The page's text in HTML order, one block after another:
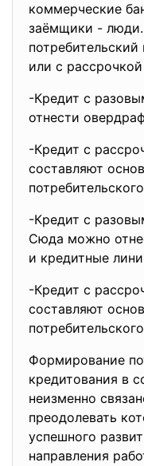
коммерческие
заёмщики - люди.
или с
-Кредит с
отнести
-Кредит с
составляют
-Кредит с
Сюда можно
и кредитные
-Кредит с
составляют
Формирование
кредитования в
неизменно
преодолевать
успешного
направления